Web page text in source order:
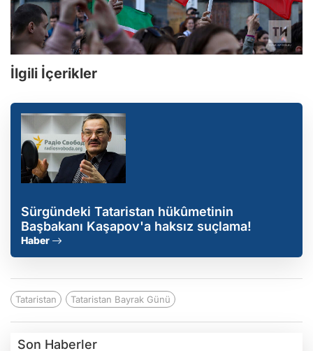
İlgili İçerikler
Sürgündeki Tataristan hükûmetinin
Başbakanı Kaşapov'a haksız suçlama!
Haber
Tataristan Tataristan Bayrak Günü
Son Haberler